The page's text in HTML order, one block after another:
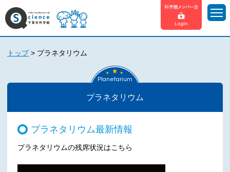
トップ> プラネタリウム
Planetarium
プラネタリウム
プラネタリウム最新情報
プラネタリウムの残席状況はこちら